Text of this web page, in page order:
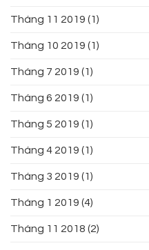
Tháng 11 2019 (1)
Tháng 10 2019 (1)
Tháng 7 2019 (1)
Tháng 6 2019 (1)
Tháng 5 2019 (1)
Tháng 4 2019 (1)
Tháng 3 2019 (1)
Tháng 1 2019 (4)
Tháng 11 2018 (2)